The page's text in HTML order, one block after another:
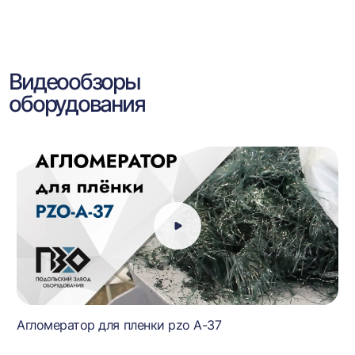
Видеообзоры
оборудования
Агломератор для пленки pzo A-37